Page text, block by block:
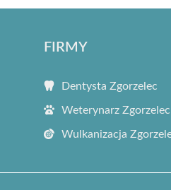
FIRMY
Dentysta Zgorzelec
Weterynarz Zgorzelec
Wulkanizacja